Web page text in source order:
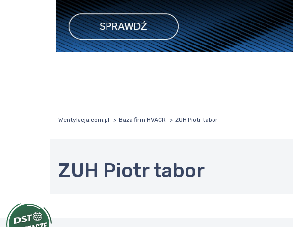
Wentylacja.com.pl Baza firm HVACR ZUH Piotr tabor
ZUH Piotr tabor